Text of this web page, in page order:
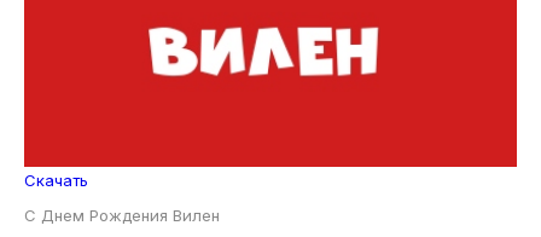
Скачать
С Днем Рождения Вилен